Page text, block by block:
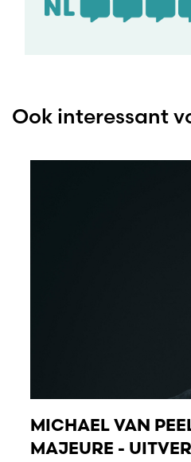
Ook interessant
MICHAEL VAN
MAJEURE -